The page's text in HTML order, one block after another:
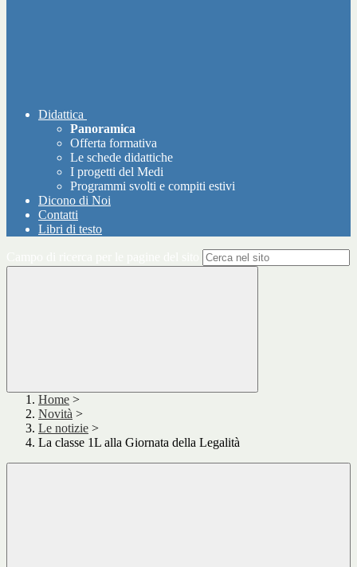
Didattica
Panoramica
Offerta formativa
Le schede didattiche
I progetti del Medi
Programmi svolti e compiti estivi
Dicono di Noi
Contatti
Libri di testo
Home >
Novità >
Le notizie >
La classe 1L alla Giornata della Legalità